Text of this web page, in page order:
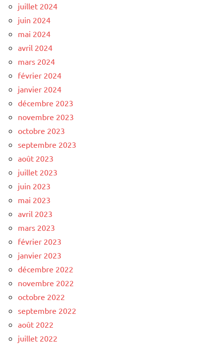
juillet 2024
juin 2024
mai 2024
avril 2024
mars 2024
février 2024
janvier 2024
décembre 2023
novembre 2023
octobre 2023
septembre 2023
août 2023
juillet 2023
juin 2023
mai 2023
avril 2023
mars 2023
février 2023
janvier 2023
décembre 2022
novembre 2022
octobre 2022
septembre 2022
août 2022
juillet 2022